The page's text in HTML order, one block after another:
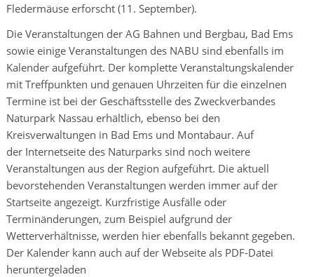
Fledermäuse erforscht (11. September).
Die Veranstaltungen der AG Bahnen und Bergbau, Bad Ems
sowie einige Veranstaltungen des NABU sind ebenfalls im
Kalender aufgeführt. Der komplette Veranstaltungskalender
mit Treffpunkten und genauen Uhrzeiten für die einzelnen
Termine ist bei der Geschäftsstelle des Zweckverbandes
Naturpark Nassau erhältlich, ebenso bei den
Kreisverwaltungen in Bad Ems und Montabaur. Auf
der Internetseite des Naturparks sind noch weitere
Veranstaltungen aus der Region aufgeführt. Die aktuell
bevorstehenden Veranstaltungen werden immer auf der
Startseite angezeigt. Kurzfristige Ausfälle oder
Terminänderungen, zum Beispiel aufgrund der
Wetterverhältnisse, werden hier ebenfalls bekannt gegeben.
Der Kalender kann auch auf der Webseite als PDF-Datei
heruntergeladen